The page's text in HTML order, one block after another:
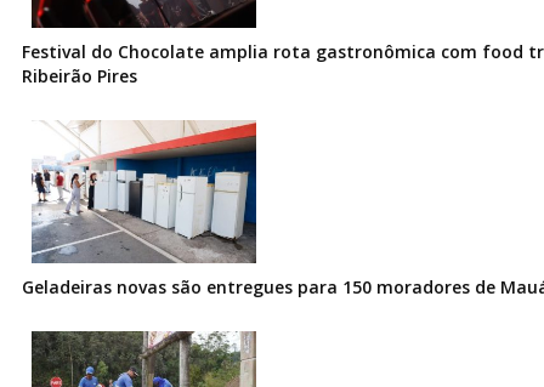
Festival do Chocolate amplia rota gastronômica com food
Ribeirão Pires
Geladeiras novas são entregues para 150 moradores de